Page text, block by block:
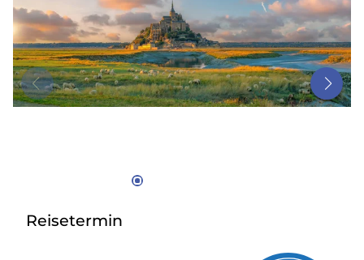
Tagesreisen
Bus anmieten
Service
Kontakt
Reisetermin